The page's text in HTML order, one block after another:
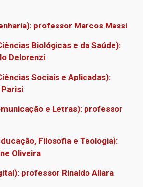
professor Marcos Massi
Biológicas e da Saúde):
Delorenzi
Sociais e Aplicadas):
e Letras): professor
Filosofia e Teologia):
Oliveira
professor Rinaldo Allara